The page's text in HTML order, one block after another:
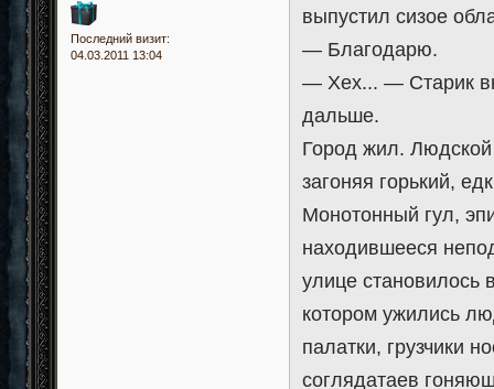
Последний визит:
04.03.2011 13:04
выпустил сизое
— Благодарю.
— Хех... — Старик
дальше.
Город жил. Людской
загоняя горький,
Монотонный гул,
находившееся
улице
котором ужились
палатки, грузчики
соглядатаев